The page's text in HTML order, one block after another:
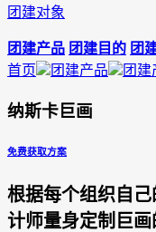
团建对象
团建产品 团建目的 团
首页
团建产品 团建
纳斯卡巨画
免费获取方案
根据每个组织自
计师量身定制巨